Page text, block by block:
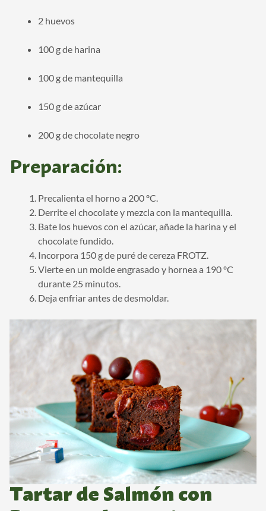
2 huevos
100 g de harina
100 g de mantequilla
150 g de azúcar
200 g de chocolate negro
Preparación:
Precalienta el horno a 200 ºC.
Derrite el chocolate y mezcla con la mantequilla.
Bate los huevos con el azúcar, añade la harina y el
chocolate fundido.
Incorpora 150 g de puré de cereza FROTZ.
Vierte en un molde engrasado y hornea a 190 ºC
durante 25 minutos.
Deja enfriar antes de desmoldar.
Tartar de Salmón con